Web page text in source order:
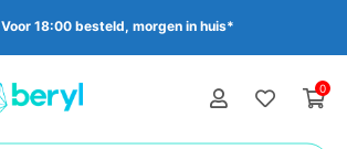
Voor 18:00 besteld, morgen in huis*
0